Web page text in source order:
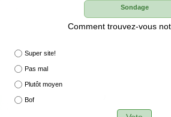
Sondage
Comment trouvez-vous
Super site!
Pas mal
Plutôt moyen
Bof